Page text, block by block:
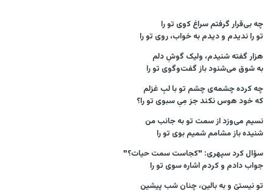
چه بی‌قرار گرفتم سراغ کوی تو را
تو را ندیدم و دیدم به خواب، روی تو را
هزار گفته شنیدم، ولیک گوشِ دلم
به شوق می‌شنود باز گفت‌وگوی تو را
چه کرده چشمه‌ی چشم تو با لبِ غزلم
که خود هوس نکند جز مِیِ سبوی تو را؟
نسیم می‌وزد از سمت تو به جانب من
شنیده باز مشامم شمیم بوی تو را
سؤال کرد سپهری: "کجاست سمت حیات؟"
جواب دادم و کردم اشاره سوی تو را
تو نیستیّ و به بالین، چنان شب پیشین